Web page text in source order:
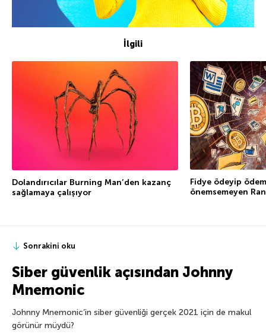
İlgili
Dolandırıcılar Burning Man’den kazanç
sağlamaya çalışıyor
Fidye ödeyip
önemsemeyen
Sonrakini oku
Siber güvenlik açısından Johnny
Mnemonic
Johnny Mnemonic’in siber güvenliği gerçek 2021 için de makul
görünür müydü?